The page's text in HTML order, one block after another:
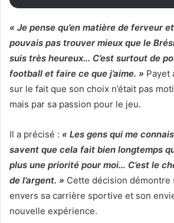
« Je pense qu’en matière de ferveur
pouvais pas trouver mieux que le
suis très heureux… C’est surtout de
football et faire ce que j’aime. » Payet
sur le fait que son choix n’était pas
mais par sa passion pour le jeu.
Il a précisé : « Les gens qui me
savent que cela fait bien longtemps
plus une priorité pour moi… C’est le
de l’argent. » Cette décision démontre
envers sa carrière sportive et son
nouvelle expérience.